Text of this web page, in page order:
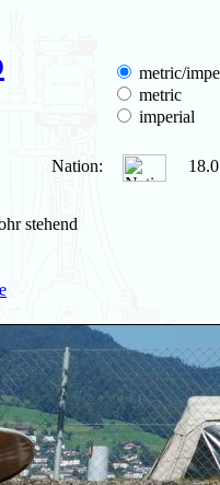
metric/
metric
imperial
Nation:
stehend